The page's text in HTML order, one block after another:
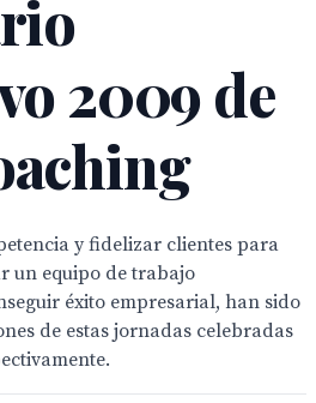
2009 de
y fidelizar clientes para
un equipo de trabajo
éxito empresarial, han sido
de estas jornadas celebradas